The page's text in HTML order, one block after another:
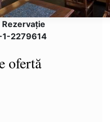
Rezervaţie
2279614
ofertă